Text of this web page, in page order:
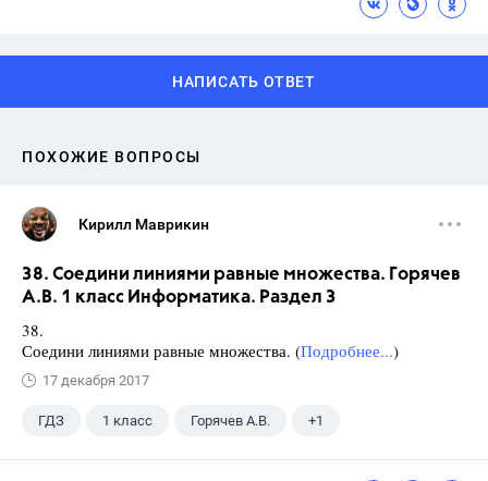
НАПИСАТЬ ОТВЕТ
ПОХОЖИЕ ВОПРОСЫ
Кирилл Маврикин
38. Соедини линиями равные множества. Горячев
А.В. 1 класс Информатика. Раздел 3
38.
Соедини линиями равные множества. (Подробнее...)
17 декабря 2017
ГДЗ 1 класс Горячев А.В. +1